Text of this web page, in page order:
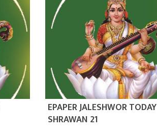
EPAPER JALESHWOR TODAY
SHRAWAN 21